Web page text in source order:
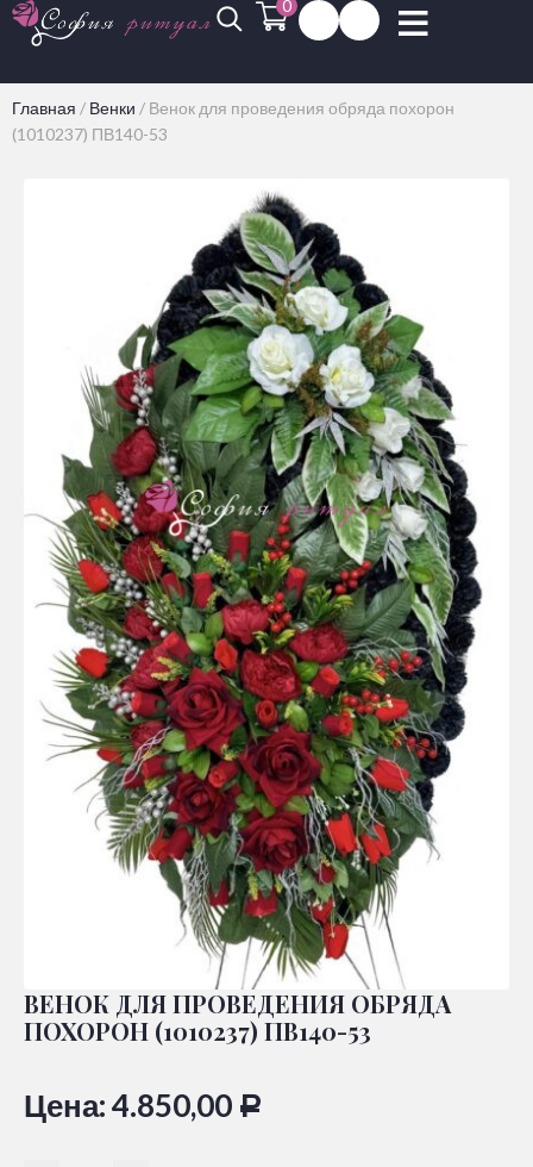
0
Главная / Венки / Венок для проведения обряда похорон
(1010237) ПВ140-53
ВЕНОК ДЛЯ ПРОВЕДЕНИЯ ОБРЯДА
ПОХОРОН (1010237) ПВ140-53
Цена:4.850,00 Р